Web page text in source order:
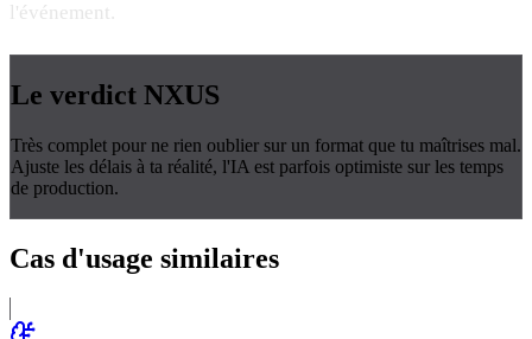
l'événement.
Le verdict NXUS
Très complet pour ne rien oublier sur un format que tu maîtrises mal.
Ajuste les délais à ta réalité, l'IA est parfois optimiste sur les temps
de production.
Cas d'usage similaires